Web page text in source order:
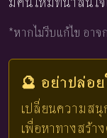
*หากไม่รีบแก้ไข อา
🔮 อย่าปล่อ
เปลี่ยนความส
เพื่อหาทางสร้